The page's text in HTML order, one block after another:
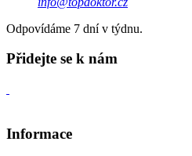
Odpovídáme 7 dní v týdnu.
Přidejte se k nám
Informace